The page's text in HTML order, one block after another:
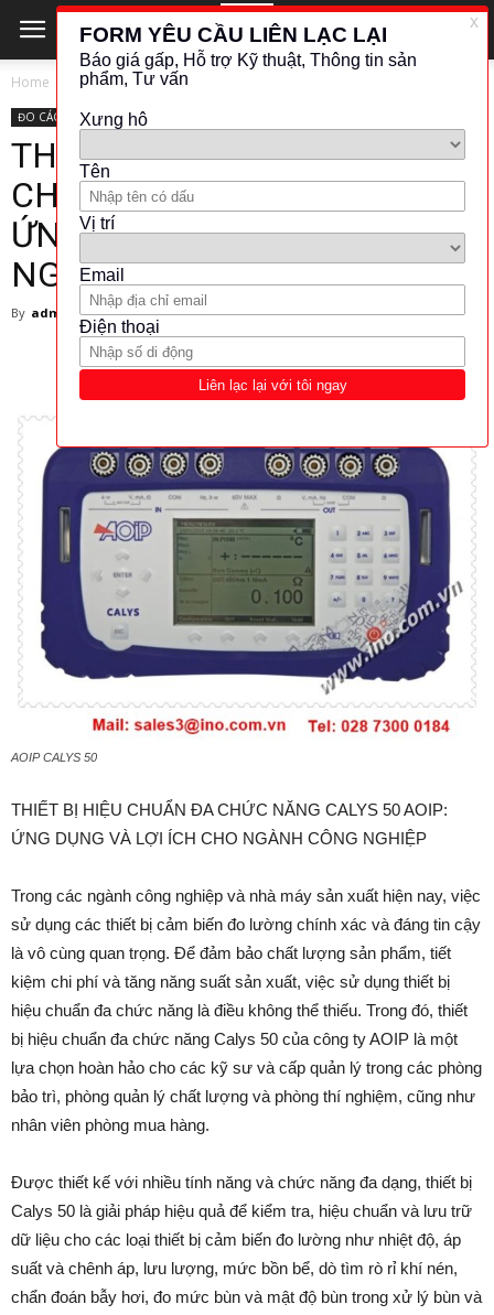
Home ĐO CÁC ĐẠI LƯỢNG ĐIỆN
ĐO CÁC ĐẠI LƯỢNG ĐIỆN
THIẾT BỊ HIỆU CHUẨN ĐA
CHỨC NĂNG CALYS 50 AOIP:
ỨNG DỤNG VÀ LỢI ÍCH CHO
NGÀNH CÔNG NGHIỆP
By admin - 25 February 2024 6456
AOIP CALYS 50
THIẾT BỊ HIỆU CHUẨN ĐA CHỨC NĂNG CALYS 50 AOIP:
ỨNG DỤNG VÀ LỢI ÍCH CHO NGÀNH CÔNG NGHIỆP
Trong các ngành công nghiệp và nhà máy sản xuất hiện nay, việc
sử dụng các thiết bị cảm biến đo lường chính xác và đáng tin cậy
là vô cùng quan trọng. Để đảm bảo chất lượng sản phẩm, tiết
kiệm chi phí và tăng năng suất sản xuất, việc sử dụng thiết bị
hiệu chuẩn đa chức năng là điều không thể thiếu. Trong đó, thiết
bị hiệu chuẩn đa chức năng Calys 50 của công ty AOIP là một
lựa chọn hoàn hảo cho các kỹ sư và cấp quản lý trong các phòng
bảo trì, phòng quản lý chất lượng và phòng thí nghiệm, cũng như
nhân viên phòng mua hàng.
Được thiết kế với nhiều tính năng và chức năng đa dạng, thiết bị
Calys 50 là giải pháp hiệu quả để kiểm tra, hiệu chuẩn và lưu trữ
dữ liệu cho các loại thiết bị cảm biến đo lường như nhiệt độ, áp
suất và chênh áp, lưu lượng, mức bồn bể, dò tìm rò rỉ khí nén,
chẩn đoán bẫy hơi, đo mức bùn và mật độ bùn trong xử lý bùn và